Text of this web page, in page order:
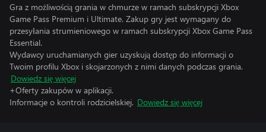
Gra z możliwością grania w chmurze w ramach subskrypcji Xbox
Game Pass Premium i Ultimate. Zakup gry jest wymagany do
przesyłania strumieniowego w ramach subskrypcji Xbox Game Pass
Essential.
Wydawcy uruchamianych gier uzyskują dostęp do informacji o
Twoim profilu Xbox i skojarzonych z nimi danych podczas grania.
Dowiedz się więcej
+Oferty zakupów w aplikacji.
Informacje o kontroli rodzicielskiej. Dowiedz się więcej